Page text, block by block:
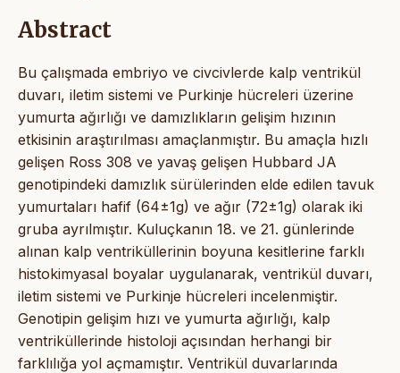
Abstract
Bu çalışmada embriyo ve civcivlerde kalp ventrikül
duvarı, iletim sistemi ve Purkinje hücreleri üzerine
yumurta ağırlığı ve damızlıkların gelişim hızının
etkisinin araştırılması amaçlanmıştır. Bu amaçla hızlı
gelişen Ross 308 ve yavaş gelişen Hubbard JA
genotipindeki damızlık sürülerinden elde edilen tavuk
yumurtaları hafif (64±1g) ve ağır (72±1g) olarak iki
gruba ayrılmıştır. Kuluçkanın 18. ve 21. günlerinde
alınan kalp ventriküllerinin boyuna kesitlerine farklı
histokimyasal boyalar uygulanarak, ventrikül duvarı,
iletim sistemi ve Purkinje hücreleri incelenmiştir.
Genotipin gelişim hızı ve yumurta ağırlığı, kalp
ventriküllerinde histoloji açısından herhangi bir
farklılığa yol açmamıştır. Ventrikül duvarlarında